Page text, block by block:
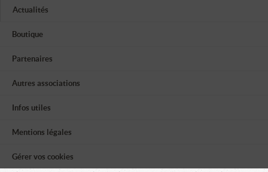
Actualités
Boutique
Partenaires
Autres associations
Infos utiles
Mentions légales
Gérer vos cookies